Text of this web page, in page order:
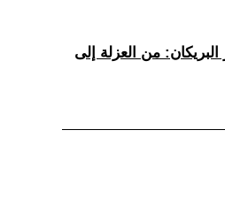
من العزلة إلى